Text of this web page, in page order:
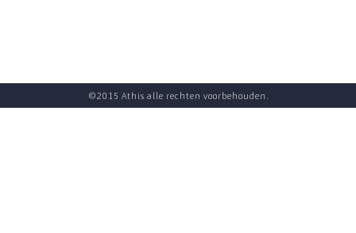
©2015 Athis alle rechten voorbehouden.